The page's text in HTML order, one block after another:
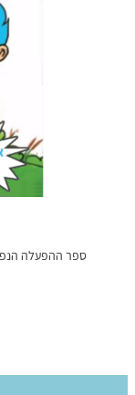
ספר ההפעלה